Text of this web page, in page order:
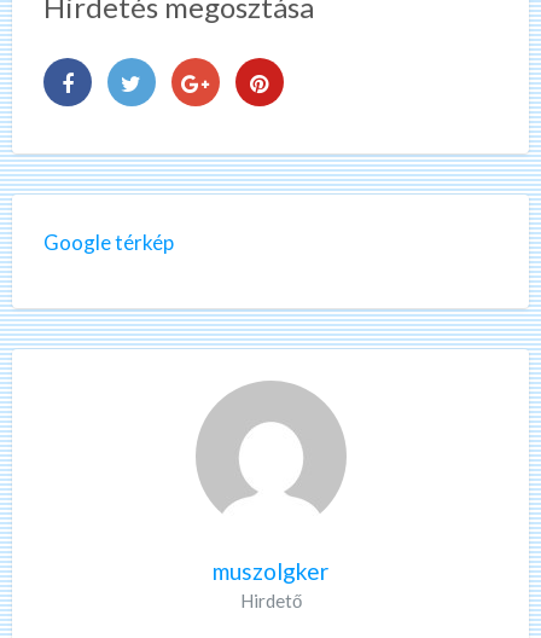
Google térkép
muszolgker
Hirdető